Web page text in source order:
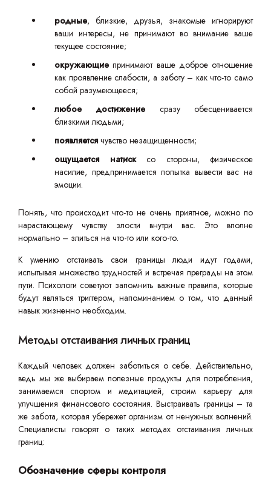
родные, близкие, друзья, знакомые игнорируют
ваши интересы, не принимают во внимание ваше
текущее состояние;
окружающиепринимают ваше доброе отношение
как проявление слабости, а заботу – как что-то само
собой разумеющееся;
любое достижение сразу обесценивается
близкими людьми;
появляетсячувство незащищенности;
ощущается натиск со стороны, физическое
насилие, предпринимается попытка вывести вас на
эмоции.
Понять, что происходит что-то не очень приятное, можно по
нарастающему чувству злости внутри вас. Это вполне
нормально – злиться на что-то или кого-то.
К умению отстаивать свои границы люди идут годами,
испытывая множество трудностей и встречая преграды на этом
пути. Психологи советуют запомнить важные правила, которые
будут являться триггером, напоминанием о том, что данный
навык жизненно необходим.
Методы отстаивания личных границ
Каждый человек должен заботиться о себе. Действительно,
ведь мы же выбираем полезные продукты для потребления,
занимаемся спортом и медитацией, строим карьеру для
улучшения финансового состояния. Выстраивать границы – та
же забота, которая убережет организм от ненужных волнений.
Специалисты говорят о таких методах отстаивания личных
границ:
Обозначение сферы контроля